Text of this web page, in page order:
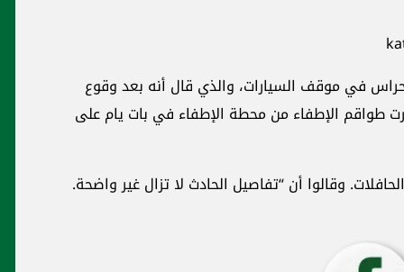
في موقف السيارات، والذي قال أنه بعد وقوع
طواقم الإطفاء من محطة الإطفاء في بات يام على
وقالوا أن “تفاصيل الحادث لا تزال غير واضحة.